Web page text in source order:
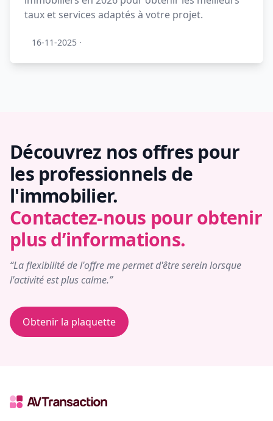
taux et services adaptés à votre projet.
16-11-2025 ·
Découvrez nos offres pour
les professionnels de
l'immobilier.
Contactez-nous pour obtenir
plus d’informations.
“La flexibilité de l'offre me permet d'être serein lorsque
l'activité est plus calme.”
Obtenir la plaquette